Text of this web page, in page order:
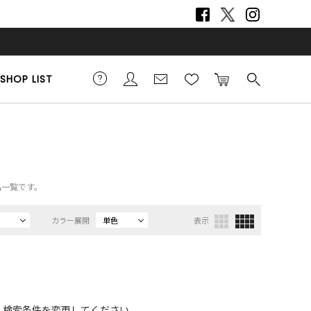
SHOP LIST
覧です。
カラー展開 単色 表示